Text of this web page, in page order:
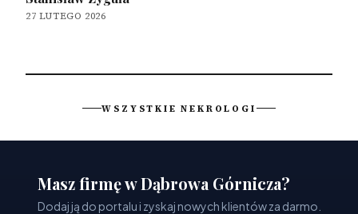
27 LUTEGO 2026
WSZYSTKIE NEKROLOGI
Masz firmę w Dąbrowa Górnicza?
Dodaj ją do portalu i zyskaj nowych klientów za darmo.